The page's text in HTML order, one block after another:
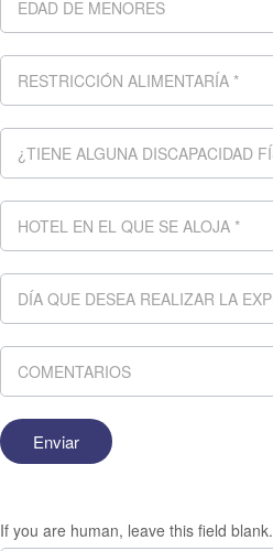
If you are human, leave this field blank.